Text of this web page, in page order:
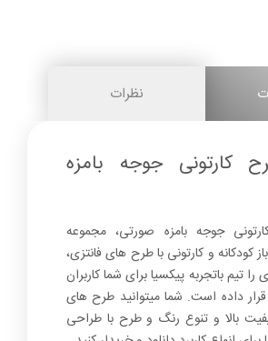
نظرات
کارتونی جوجه بامزه
جوجه بامزه صورتی، مجموعه
کودکانه و کارتونی با طرح های فانتزی،
را تیم باتجربه پیکسیا برای شما کاربران
داده است. شما میتوانید طرح های
بالا و تنوع رنگ و طرح با طراحی